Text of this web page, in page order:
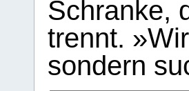
Schranke,
trennt.
sondern